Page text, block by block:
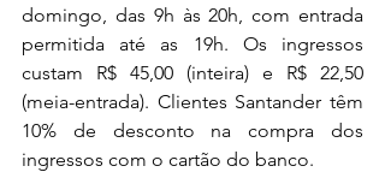
domingo, das 9h às 20h, com entrada
permitida até as 19h. Os ingressos
custam R$ 45,00 (inteira) e R$ 22,50
(meia-entrada). Clientes Santander têm
10% de desconto na compra dos
ingressos com o cartão do banco.